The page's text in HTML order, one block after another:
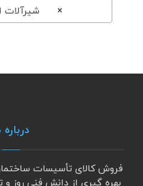
× شیرآلات
درباره
فروش کالای تأسیسات